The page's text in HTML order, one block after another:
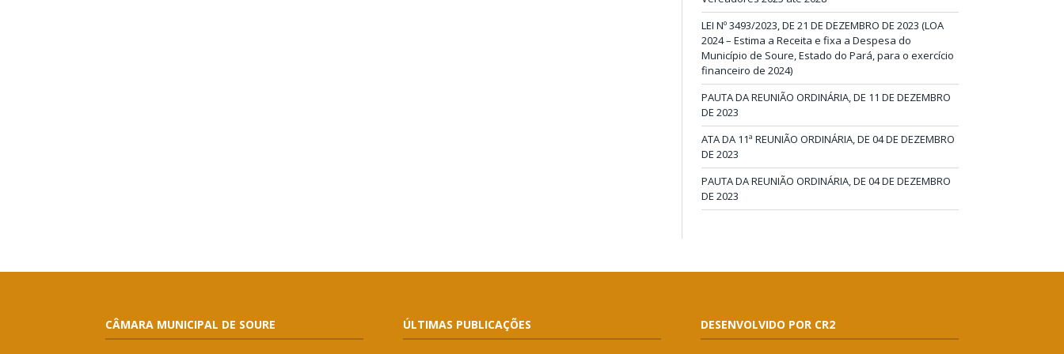
LEI Nº 3493/2023, DE 21 DE DEZEMBRO DE 2023 (LOA
2024 – Estima a Receita e fixa a Despesa do
Município de Soure, Estado do Pará, para o exercício
financeiro de 2024)
PAUTA DA REUNIÃO ORDINÁRIA, DE 11 DE DEZEMBRO
DE 2023
ATA DA 11ª REUNIÃO ORDINÁRIA, DE 04 DE DEZEMBRO
DE 2023
PAUTA DA REUNIÃO ORDINÁRIA, DE 04 DE DEZEMBRO
DE 2023
CÂMARA MUNICIPAL DE SOURE ÚLTIMAS PUBLICAÇÕES DESENVOLVIDO POR CR2